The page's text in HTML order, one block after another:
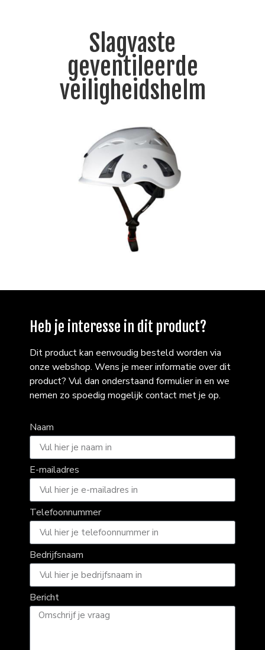
Slagvaste
geventileerde
veiligheidshelm
Heb je interesse in dit product?
Dit product kan eenvoudig besteld worden via
onze webshop. Wens je meer informatie over dit
product? Vul dan onderstaand formulier in en we
nemen zo spoedig mogelijk contact met je op.
Naam
E-mailadres
Telefoonnummer
Bedrijfsnaam
Bericht